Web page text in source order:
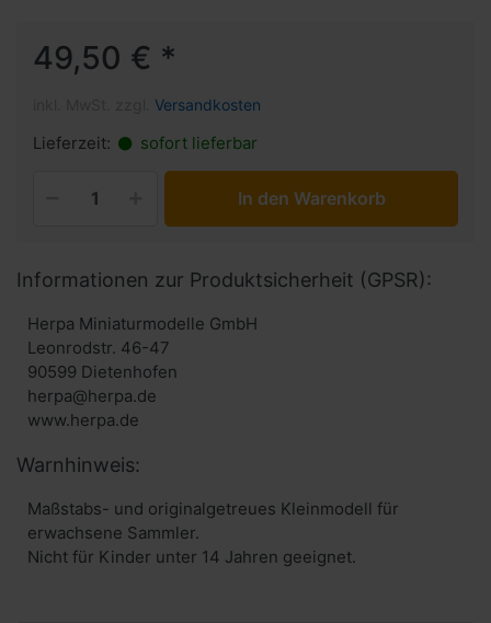
49,50 € *
Versandkosten
Lieferzeit: sofort lieferbar
In den Warenkorb
Informationen zur Produktsicherheit (GPSR):
Herpa Miniaturmodelle GmbH
Leonrodstr. 46-47
90599 Dietenhofen
herpa@herpa.de
www.herpa.de
Warnhinweis:
Maßstabs- und originalgetreues Kleinmodell für
erwachsene Sammler.
Nicht für Kinder unter 14 Jahren geeignet.